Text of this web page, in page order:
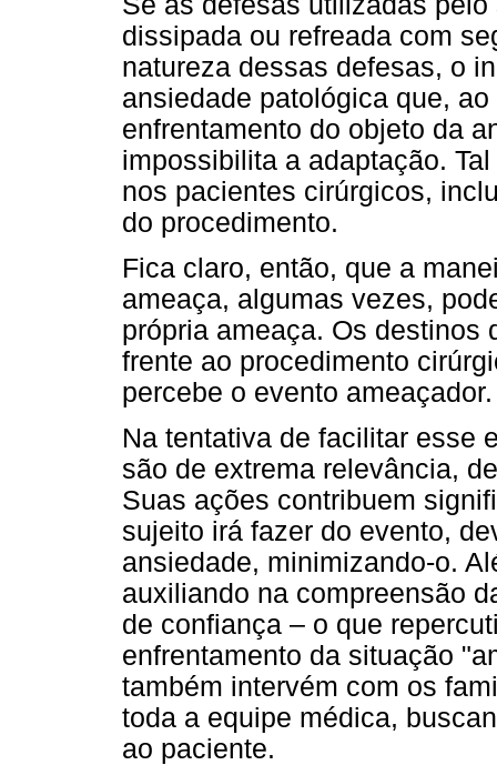
dissipada ou refreada com
natureza dessas defesas, o
ansiedade patológica que,
enfrentamento do objeto da
impossibilita a adaptação.
nos pacientes cirúrgicos,
do procedimento.
Fica claro, então, que a
ameaça, algumas vezes,
própria ameaça. Os destinos
frente ao procedimento
percebe o evento ameaçador.
Na tentativa de facilitar esse
são de extrema relevância,
Suas ações contribuem
sujeito irá fazer do evento,
ansiedade, minimizando-o.
auxiliando na compreensão
de confiança – o que
enfrentamento da situação
também intervém com os
toda a equipe médica,
ao paciente.